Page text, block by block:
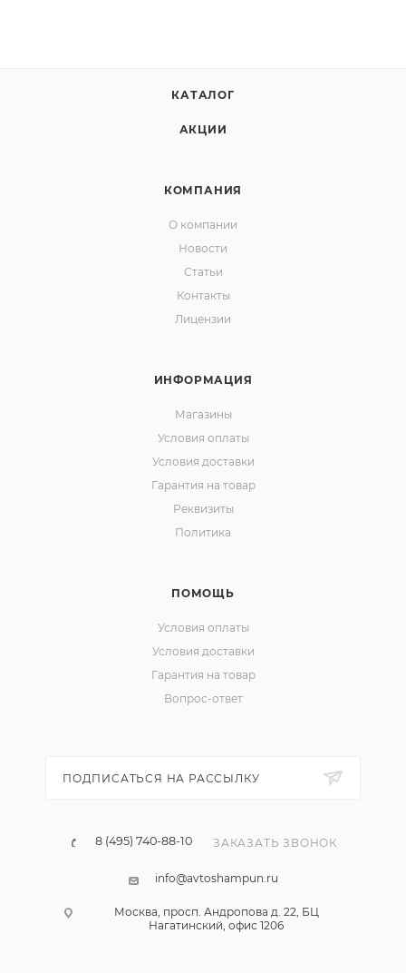
КАТАЛОГ
АКЦИИ
КОМПАНИЯ
О компании
Новости
Статьи
Контакты
Лицензии
ИНФОРМАЦИЯ
Магазины
Условия оплаты
Условия доставки
Гарантия на товар
Реквизиты
Политика
ПОМОЩЬ
Условия оплаты
Условия доставки
Гарантия на товар
Вопрос-ответ
ПОДПИСАТЬСЯ НА РАССЫЛКУ
8 (495) 740-88-10 ЗАКАЗАТЬ ЗВОНОК
info@avtoshampun.ru
Москва, просп. Андропова д. 22, БЦ
Нагатинский, офис 1206